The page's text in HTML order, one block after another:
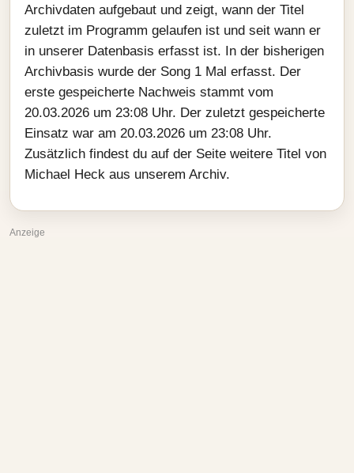
Archivdaten aufgebaut und zeigt, wann der Titel
zuletzt im Programm gelaufen ist und seit wann er
in unserer Datenbasis erfasst ist. In der bisherigen
Archivbasis wurde der Song 1 Mal erfasst. Der
erste gespeicherte Nachweis stammt vom
20.03.2026 um 23:08 Uhr. Der zuletzt gespeicherte
Einsatz war am 20.03.2026 um 23:08 Uhr.
Zusätzlich findest du auf der Seite weitere Titel von
Michael Heck aus unserem Archiv.
Anzeige